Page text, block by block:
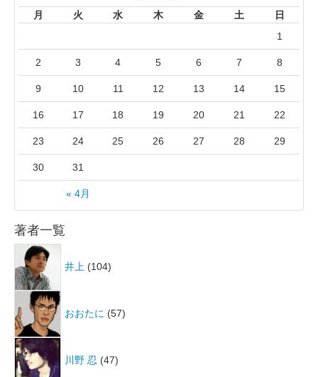
月
火 水 木 金 土 日
« 4月
1
2 3 4 5 6 7 8
9 10 11 12 13 14 15
16 17 18 19 20 21 22
23 24 25 26 27 28 29
30 31
著者一覧
井上 (104)
おおたに (57)
川野 忍 (47)